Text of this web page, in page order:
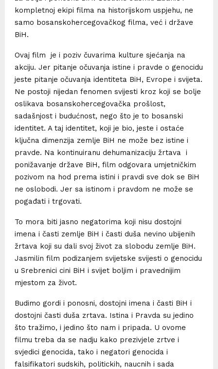
kompletnoj ekipi filma na historijskom uspjehu, ne
samo bosanskohercegovačkog filma, već i države
BiH.
Ovaj film je i poziv čuvarima kulture sjećanja na
akciju. Jer pitanje očuvanja istine i pravde o genocidu
jeste pitanje očuvanja identiteta BiH, Evrope i svijeta.
Ne postoji nijedan fenomen svijesti kroz koji se bolje
oslikava bosanskohercegovačka prošlost,
sadašnjost i budućnost, nego što je to bosanski
identitet. A taj identitet, koji je bio, jeste i ostaće
ključna dimenzija zemlje BiH ne može bez istine i
pravde. Na kontinuiranu dehumanizaciju žrtava i
ponižavanje države BiH, film odgovara umjetničkim
pozivom na hod prema istini i pravdi sve dok se BiH
ne oslobodi. Jer sa istinom i pravdom ne može se
pogađati i trgovati.
To mora biti jasno negatorima koji nisu dostojni
imena i časti zemlje BiH i časti duša nevino ubijenih
žrtava koji su dali svoj život za slobodu zemlje BiH.
Jasmilin film podizanjem svijetske svijesti o genocidu
u Srebrenici cini BiH i svijet boljim i pravednijim
mjestom za život.
Budimo gordi i ponosni, dostojni imena i časti BiH i
dostojni časti duša zrtava. Istina i Pravda su jedino
što tražimo, i jedino što nam i pripada. U ovome
filmu treba da se nadju kako prezivjele zrtve i
svjedici genocida, tako i negatori genocida i
falsifikatori sudskih, politickih, naucnih i sada